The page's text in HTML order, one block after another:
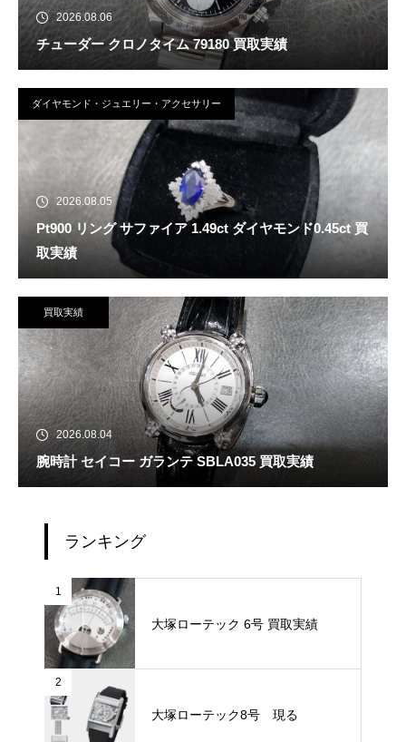
2026.08.06
チューダー クロノタイム 79180 買取実績
ダイヤモンド・ジュエリー・アクセサリー
2026.08.05
Pt900 リング サファイア 1.49ct ダイヤモンド0.45ct 買
取実績
買取実績
2026.08.04
腕時計 セイコー ガランテ SBLA035 買取実績
ランキング
1
大塚ローテック 6号 買取実績
2
大塚ローテック8号 現る